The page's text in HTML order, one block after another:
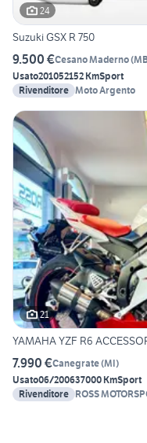
24
Suzuki GSX R 750
9.500 €Cesano Maderno(
Usato201052152 KmSport
Rivenditore Moto Argento
21
YAMAHA YZF R6
7.990 €Canegrate(MI)
Usato06/200637000 KmSport
Rivenditore ROSS